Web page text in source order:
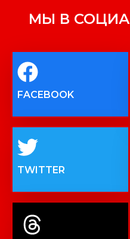
МЫ В
FACEBOOK
TWITTER